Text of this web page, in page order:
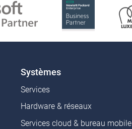
Systèmes
Services
Hardware & réseaux
Services cloud & bureau mobile